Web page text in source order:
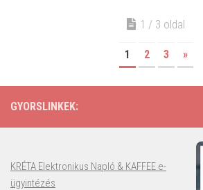
1 / 3 oldal
1 2 3 »
GYORSLINKEK:
KRÉTA Elektronikus Napló & KAFFEE e-
ügyintézés